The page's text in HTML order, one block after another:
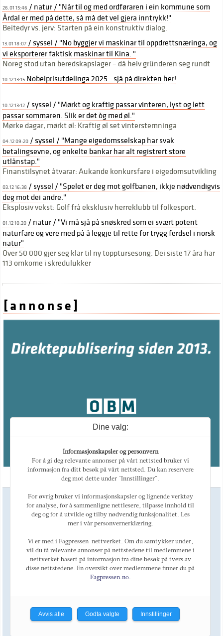
26.01 15:46 / natur / "Når til og med ordføraren i ein kommune som
Årdal er med på dette, så må det vel gjera inntrykk!"
Beitedyr vs. jerv: Starten på ein konstruktiv dialog.
13.01 18:07 / syssel / "No byggjer vi maskinar til oppdrettsnæringa, og
vi eksporterer faktisk maskinar til Kina. "
Noreg stod utan beredskapslager – då heiv gründeren seg rundt
10.12 13:15 Nobelprisutdelinga 2025 - sjå på direkten her!
10.12 13:12 / syssel / "Mørkt og kraftig passar vinteren, lyst og lett
passar sommaren. Slik er det òg med øl."
Mørke dagar, mørkt øl: Kraftig øl set vinterstemninga
04.12 09:20 / syssel / "Mange eigedomsselskap har svak
betalingsevne, og enkelte bankar har alt registrert store
utlånstap."
Finanstilsynet åtvarar: Aukande konkursfare i eigedomsutvikling
03.12 16:38 / syssel / "Spelet er deg mot golfbanen, ikkje nødvendigvis
deg mot dei andre."
Eksplosiv vekst: Golf frå eksklusiv herreklubb til folkesport.
01.12 10:20 / natur / "Vi må sjå på snøskred som ei svært potent
naturfare og vere med på å leggje til rette for trygg ferdsel i norsk
natur"
Over 50 000 gjer seg klar til ny topptursesong: Dei siste 17 åra har
113 omkome i skredulukker
[ a n n o n s e ]
Ansvarlig redaktør
Magne Otterdal
Kulturredaktør
Tellef Øgrim
Marked
Alexey Golovin
Telefon: +47 468 44 123
E-post:post@oslobusinessmemo.no
Om OBM
Utgiver: Oslo Business Memo AS Org. Nr. 985208301 - En fri publikasjon.
Medlem avFagpressen.
Redigeres etter de etiske retningslinjer nedfelt i
RedaktørplakatenogVær Varsom-plakaten.
Dine valg:
Informasjonskapsler og personvern
For å gi deg relevante annonser på vårt nettsted bruker vi
informasjon fra ditt besøk på vårt nettsted. Du kan reservere
deg mot dette under "Innstillinger".
For øvrig bruker vi informasjonskapsler og lignende verktøy
for analyse, for å sammenligne nettlesere, tilpasse innhold til
deg og for å utvikle og tilby nødvendig funksjonalitet. Les
mer i vår personvernerklæring.
Vi er med i Fagpressen-nettverket. Om du samtykker under,
vil du få relevante annonser på nettstedene til medlemmene i
nettverket basert på informasjon fra dine besøk på tvers av
disse nettstedene. En oversikt over medlemmene finner du på
Fagpressen.no.
Avvis alle Godta valgte Innstillinger